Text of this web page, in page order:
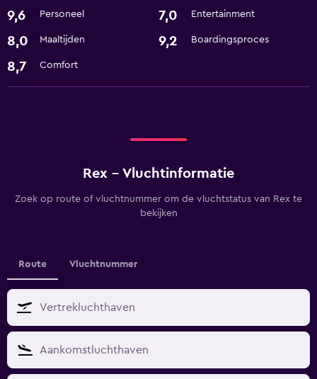
9,6 Personeel 7,0 Entertainment
8,0 Maaltijden 9,2 Boardingsproces
8,7 Comfort
Rex - Vluchtinformatie
Zoek op route of vluchtnummer om de vluchtstatus van Rex te
bekijken
Route Vluchtnummer